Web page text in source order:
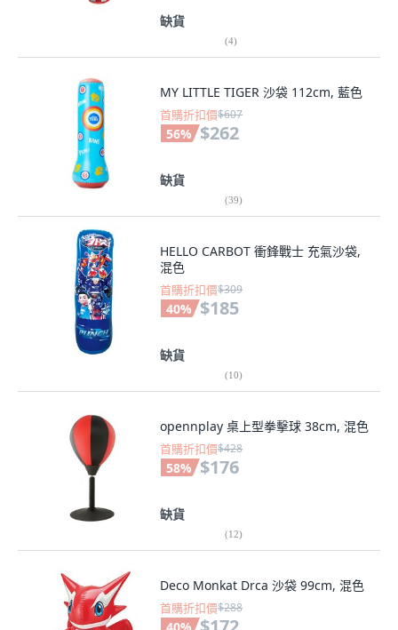
缺貨
(4)
MY LITTLE TIGER 沙袋 112cm, 藍色
首購折扣價$607
56% $262
缺貨
(39)
HELLO CARBOT 衝鋒戰士 充氣沙袋,
混色
首購折扣價$309
40% $185
缺貨
(10)
opennplay 桌上型拳擊球 38cm, 混色
首購折扣價$428
58% $176
缺貨
(12)
Deco Monkat Drca 沙袋 99cm, 混色
首購折扣價$288